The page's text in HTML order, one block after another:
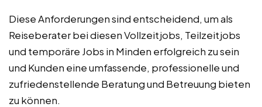
Diese Anforderungen sind entscheidend, um als
Reiseberater bei diesen Vollzeitjobs, Teilzeitjobs
und temporäre Jobs in Minden erfolgreich zu sein
und Kunden eine umfassende, professionelle und
zufriedenstellende Beratung und Betreuung bieten
zu können.